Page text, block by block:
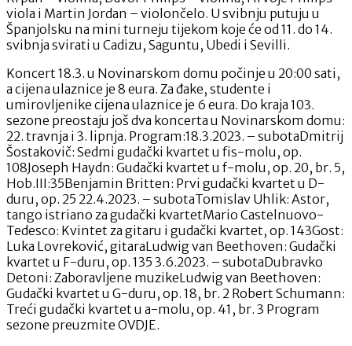
viola i Martin Jordan – violončelo. U svibnju putuju u
Španjolsku na mini turneju tijekom koje će od 11. do 14.
svibnja svirati u Cadizu, Saguntu, Ubedi i Sevilli.
Koncert 18.3. u Novinarskom domu počinje u 20:00 sati,
a cijena ulaznice je 8 eura. Za đake, studente i
umirovljenike cijena ulaznice je 6 eura. Do kraja 103.
sezone preostaju još dva koncerta u Novinarskom domu:
22. travnja i 3. lipnja. Program:18.3.2023. – subotaDmitrij
Šostakovič: Sedmi gudački kvartet u fis-molu, op.
108Joseph Haydn: Gudački kvartet u f-molu, op. 20, br. 5,
Hob.III:35Benjamin Britten: Prvi gudački kvartet u D-
duru, op. 25 22.4.2023. – subotaTomislav Uhlik: Astor,
tango istriano za gudački kvartetMario Castelnuovo-
Tedesco: Kvintet za gitaru i gudački kvartet, op. 143Gost:
Luka Lovreković, gitaraLudwig van Beethoven: Gudački
kvartet u F-duru, op. 135 3.6.2023. – subotaDubravko
Detoni: Zaboravljene muzikeLudwig van Beethoven:
Gudački kvartet u G-duru, op. 18, br. 2 Robert Schumann:
Treći gudački kvartet u a-molu, op. 41, br. 3 Program
sezone preuzmite OVDJE.